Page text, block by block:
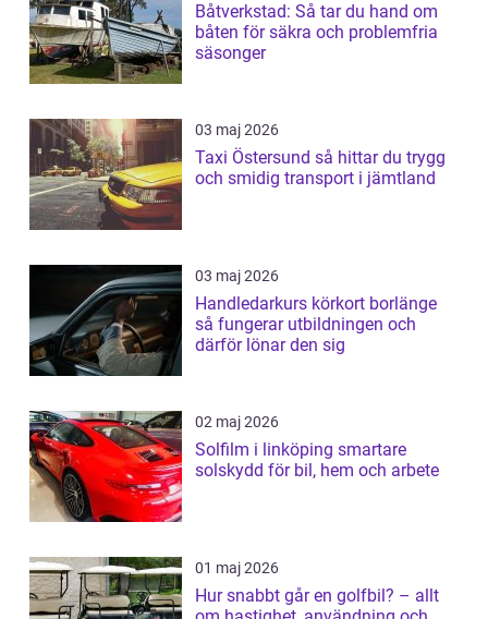
Båtverkstad: Så tar du hand om
båten för säkra och problemfria
säsonger
03 maj 2026
Taxi Östersund så hittar du trygg
och smidig transport i jämtland
03 maj 2026
Handledarkurs körkort borlänge
så fungerar utbildningen och
därför lönar den sig
02 maj 2026
Solfilm i linköping smartare
solskydd för bil, hem och arbete
01 maj 2026
Hur snabbt går en golfbil? – allt